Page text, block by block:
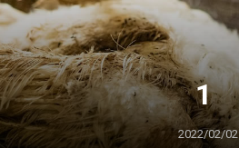
1
2022/02/02